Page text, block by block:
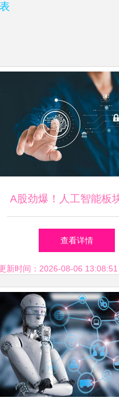
A股劲爆！人工智能板
生辉，五股争锋谁是下
头王？
查看详情
新时间：2026-08-06 13:08:51